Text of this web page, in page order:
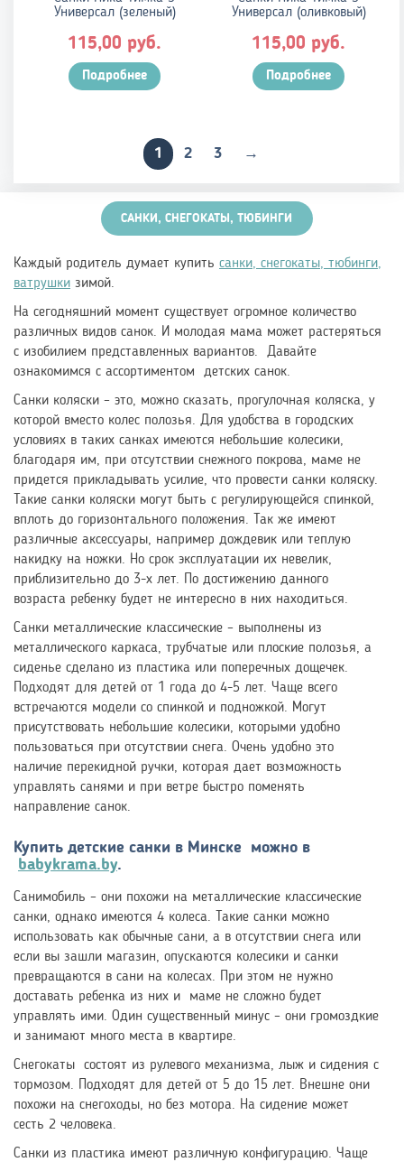
Универсал (зеленый)
115,00 руб.
Подробнее
Универсал (оливковый)
115,00 руб.
Подробнее
1 2 3 →
САНКИ, СНЕГОКАТЫ, ТЮБИНГИ
Каждый родитель думает купить санки, снегокаты, тюбинги,
ватрушки зимой.
На сегодняшний момент существует огромное количество
различных видов санок. И молодая мама может растеряться
с изобилием представленных вариантов. Давайте
ознакомимся с ассортиментом детских санок.
Санки коляски – это, можно сказать, прогулочная коляска, у
которой вместо колес полозья. Для удобства в городских
условиях в таких санках имеются небольшие колесики,
благодаря им, при отсутствии снежного покрова, маме не
придется прикладывать усилие, что провести санки коляску.
Такие санки коляски могут быть с регулирующейся спинкой,
вплоть до горизонтального положения. Так же имеют
различные аксессуары, например дождевик или теплую
накидку на ножки. Но срок эксплуатации их невелик,
приблизительно до 3-х лет. По достижению данного
возраста ребенку будет не интересно в них находиться.
Санки металлические классические – выполнены из
металлического каркаса, трубчатые или плоские полозья, а
сиденье сделано из пластика или поперечных дощечек.
Подходят для детей от 1 года до 4-5 лет. Чаще всего
встречаются модели со спинкой и подножкой. Могут
присутствовать небольшие колесики, которыми удобно
пользоваться при отсутствии снега. Очень удобно это
наличие перекидной ручки, которая дает возможность
управлять санями и при ветре быстро поменять
направление санок.
Купить детские санки в Минске можно в
babykrama.by.
Санимобиль – они похожи на металлические классические
санки, однако имеются 4 колеса. Такие санки можно
использовать как обычные сани, а в отсутствии снега или
если вы зашли магазин, опускаются колесики и санки
превращаются в сани на колесах. При этом не нужно
доставать ребенка из них и маме не сложно будет
управлять ими. Один существенный минус – они громоздкие
и занимают много места в квартире.
Снегокаты состоят из рулевого механизма, лыж и сидения с
тормозом. Подходят для детей от 5 до 15 лет. Внешне они
похожи на снегоходы, но без мотора. На сидение может
сесть 2 человека.
Санки из пластика имеют различную конфигурацию. Чаще